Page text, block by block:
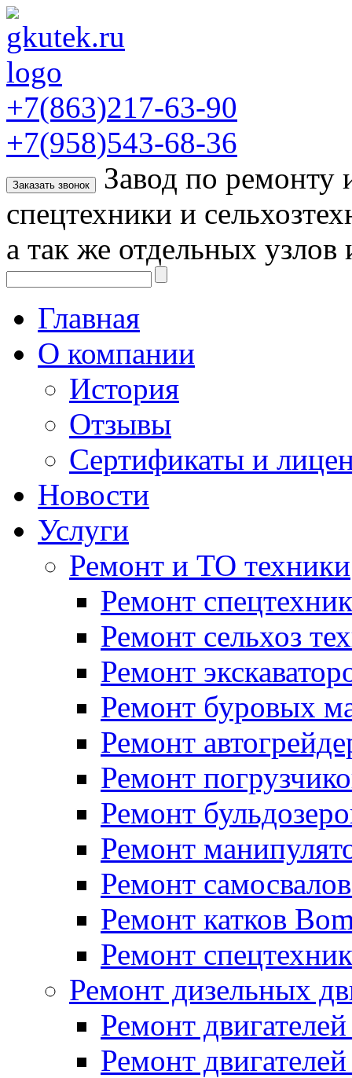
+7(863)217-63-90
+7(958)543-68-36
Заказать звонок
Завод по
спецтехники и
а так же отдельных узлов
Главная
О компании
История
Отзывы
Сертификаты и
Новости
Услуги
Ремонт и ТО техники
Ремонт
Ремонт сельхоз
Ремонт
Ремонт буровых
Ремонт
Ремонт
Ремонт
Ремонт
Ремонт
Ремонт катков
Ремонт
Ремонт дизельных
Ремонт
Ремонт